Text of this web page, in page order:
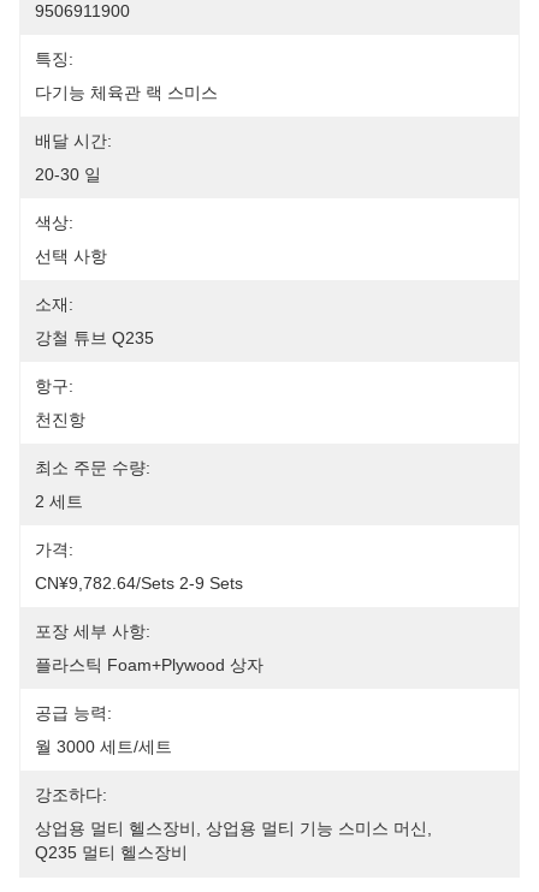
9506911900
특징:
다기능 체육관 랙 스미스
배달 시간:
20-30 일
색상:
선택 사항
소재:
강철 튜브 Q235
항구:
천진항
최소 주문 수량:
2 세트
가격:
CN¥9,782.64/sets 2-9 Sets
포장 세부 사항:
플라스틱 Foam+plywood 상자
공급 능력:
월 3000 세트/세트
강조하다:
상업용 멀티 헬스장비
상업용 멀티 기능 스미스 머신
Q235 멀티 헬스장비